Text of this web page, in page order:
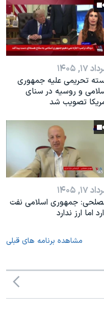
۱۷, ۱۴۰۵
تحریمی علیه جمهوری
و روسیه در سنای
تصویب شد
۱۷, ۱۴۰۵
جمهوری اسلامی نفت
اما ارز ندارد
مشاهده برنامه های قبلی